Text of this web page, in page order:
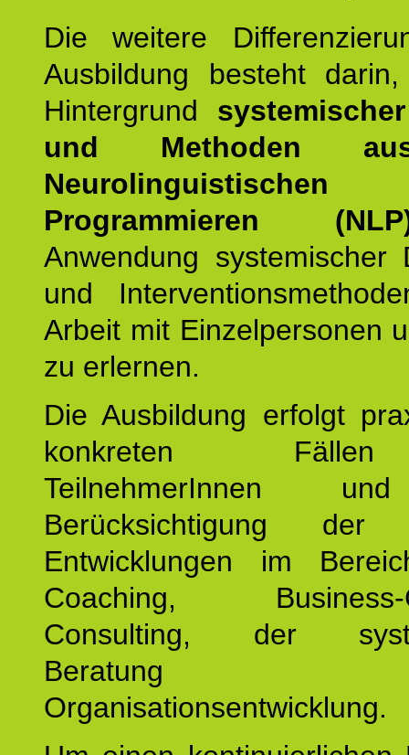
Die weitere
Ausbildung besteht
Hintergrund
und Methoden
Neurolinguistischen
Programmieren
Anwendung systemischer
und
Arbeit mit Einzelpersonen
zu erlernen.
Die Ausbildung erfolgt
konkreten
TeilnehmerInnen
Berücksichtigung der
Entwicklungen im
Coaching, Business-
Consulting, der
Beratung
Organisationsentwicklung.